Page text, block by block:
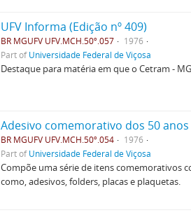
UFV Informa (Edição nº 409)
BR MGUFV UFV.MCH.50º.057
1976
Part ofUniversidade Federal de Viçosa
Destaque para matéria em que o Cetram -
Adesivo comemorativo dos 50 anos
BR MGUFV UFV.MCH.50º.054
1976
Part ofUniversidade Federal de Viçosa
Compõe uma série de itens comemorativos
como, adesivos, folders, placas e plaquetas.